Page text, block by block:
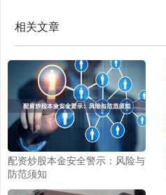
相关文章
配资炒股本金安全警示：风险与
防范须知